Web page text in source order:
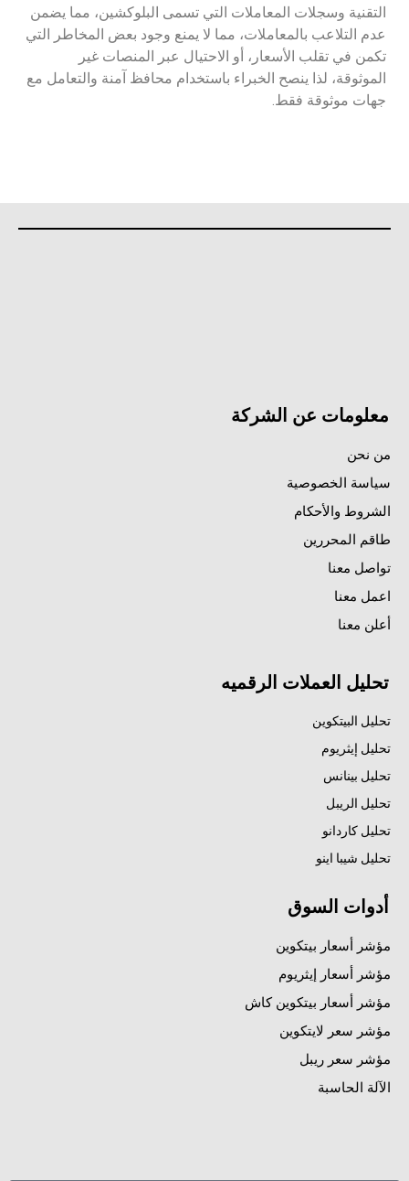
التقنية وسجلات المعاملات التي تسمى البلوكشين، مما يضمن
عدم التلاعب بالمعاملات، مما لا يمنع وجود بعض المخاطر التي
تكمن في تقلب الأسعار، أو الاحتيال عبر المنصات غير
الموثوقة، لذا ينصح الخبراء باستخدام محافظ آمنة والتعامل مع
جهات موثوقة فقط.
معلومات عن الشركة
من نحن
سياسة الخصوصية
الشروط والأحكام
طاقم المحررين
تواصل معنا
اعمل معنا
أعلن معنا
تحليل العملات الرقميه
تحليل البيتكوين
تحليل إيثريوم
تحليل بينانس
تحليل الريبل
تحليل كاردانو
تحليل شيبا اينو
أدوات السوق
مؤشر أسعار بيتكوين
مؤشر أسعار إيثريوم
مؤشر أسعار بيتكوين كاش
مؤشر سعر لايتكوين
مؤشر سعر ريبل
الآلة الحاسبة